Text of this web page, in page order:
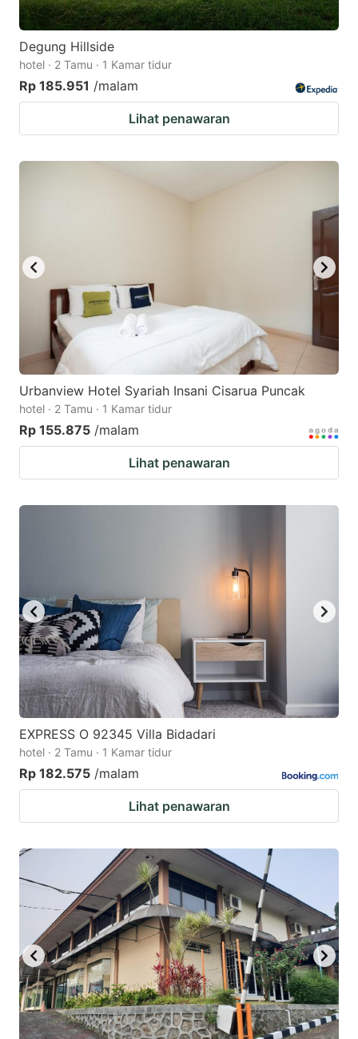
Degung Hillside
hotel · 2 Tamu · 1 Kamar tidur
Rp 185.951 /malam
Lihat penawaran
Urbanview Hotel Syariah Insani Cisarua Puncak
hotel · 2 Tamu · 1 Kamar tidur
Rp 155.875 /malam
Lihat penawaran
EXPRESS O 92345 Villa Bidadari
hotel · 2 Tamu · 1 Kamar tidur
Rp 182.575 /malam
Lihat penawaran